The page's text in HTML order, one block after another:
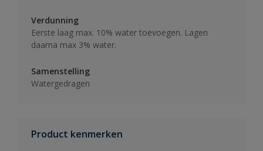
Verdunning
Eerste laag max. 10% water toevoegen. Lagen
daarna max 3% water.
Samenstelling
Watergedragen
Product kenmerken